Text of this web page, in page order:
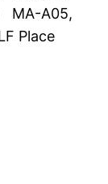
MA-A05,
Place